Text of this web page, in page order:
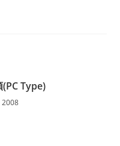
Type)
2008